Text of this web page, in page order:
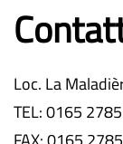
Loc. La
TEL: 0165